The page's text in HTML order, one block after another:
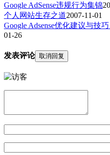
Google AdSense违规行为集锦
个人网站生存之道2007-11-01
Google Adsense优化建议与技
01-26
发表评论 取消回复